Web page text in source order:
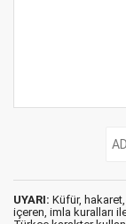
UYARI: Küfür,
içeren, imla kuralları